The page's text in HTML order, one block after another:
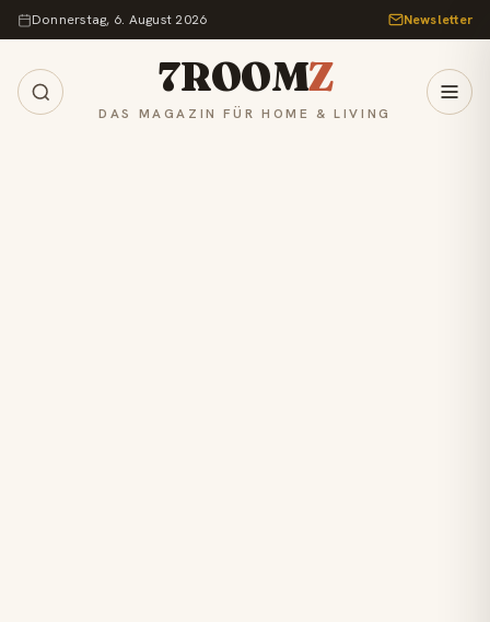
Zum Inhalt springen
Donnerstag, 6. August 2026 Newsletter
7ROOMZ
DAS MAGAZIN FÜR HOME & LIVING